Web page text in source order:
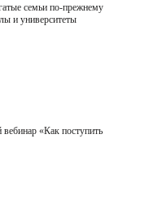
семьи по-прежнему
и университеты
вебинар «Как поступить